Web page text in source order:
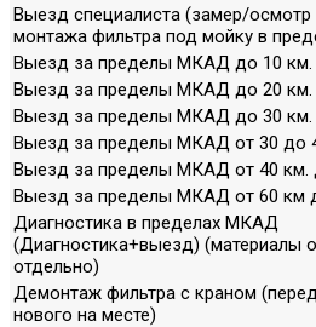
Выезд специалиста (замер/осмотр
монтажа фильтра под мойку в
Выезд за пределы МКАД до 10 км.
Выезд за пределы МКАД до 20 км.
Выезд за пределы МКАД до 30 км.
Выезд за пределы МКАД от 30 до
Выезд за пределы МКАД от 40 км.
Выезд за пределы МКАД от 60 км
Диагностика в пределах МКАД
(Диагностика+выезд) (материалы
отдельно)
Демонтаж фильтра с краном
нового на месте)